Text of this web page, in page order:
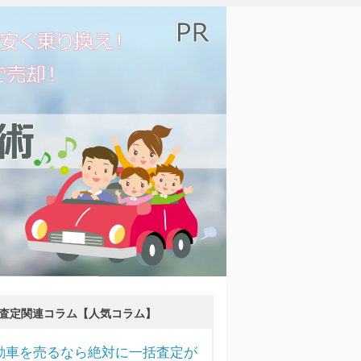
定関連コラム【人気コラム】
車を売るなら絶対に一括査定が